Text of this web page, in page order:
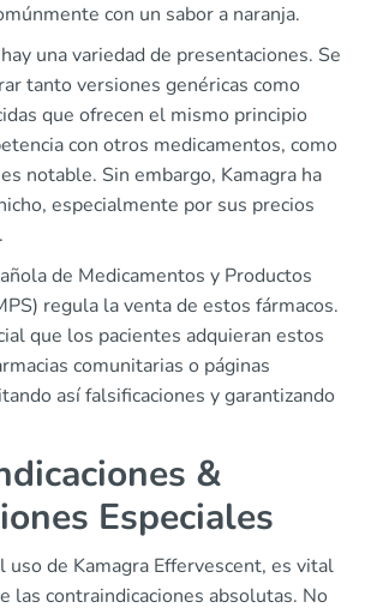
con un sabor a naranja.
una variedad de presentaciones. Se
tanto versiones genéricas como
que ofrecen el mismo principio
con otros medicamentos, como
notable. Sin embargo, Kamagra ha
especialmente por sus precios
de Medicamentos y Productos
regula la venta de estos fármacos.
que los pacientes adquieran estos
comunitarias o páginas
así falsificaciones y garantizando
&
Especiales
uso de Kamagra Effervescent, es vital
las contraindicaciones absolutas. No